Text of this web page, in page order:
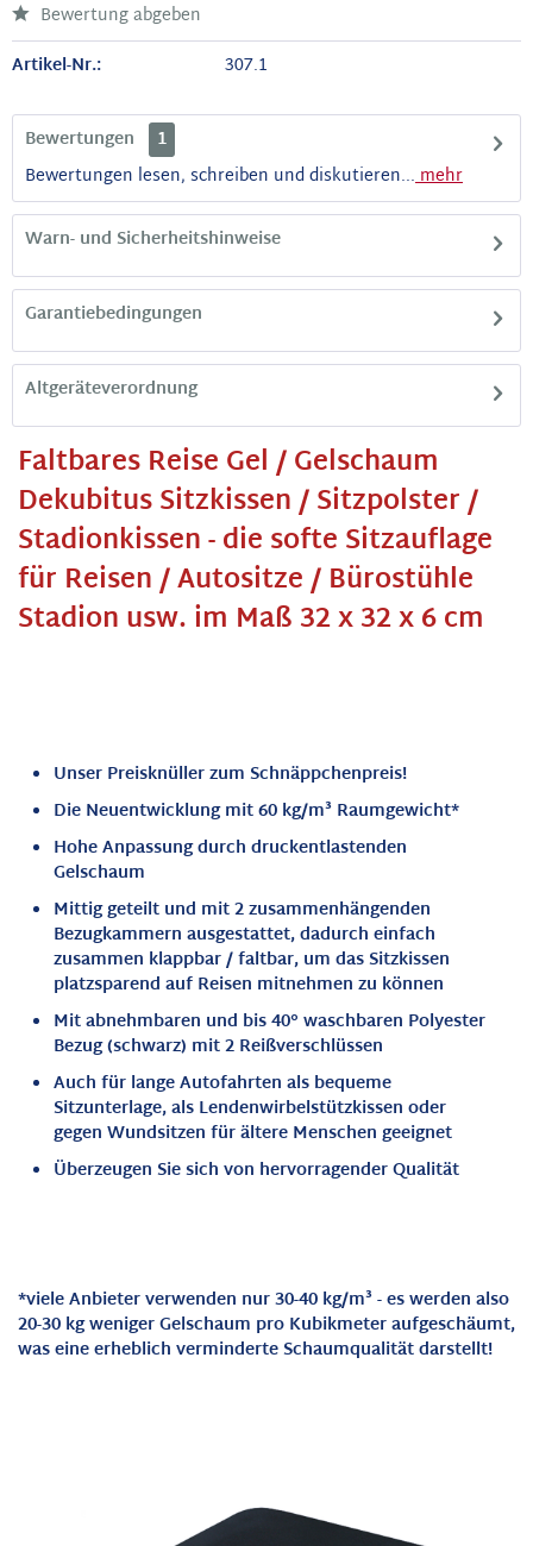
Bewertung abgeben
Artikel-Nr.:
307.1
Faltbares Reise Gel / Gelschaum
Dekubitus Sitzkissen / Sitzpolster /
Stadionkissen - die softe Sitzauflage
für Reisen / Autositze / Bürostühle
Stadion usw. im Maß 32 x 32 x 6 cm
Unser Preisknüller zum Schnäppchenpreis!
Die Neuentwicklung mit 60 kg/m³ Raumgewicht*
Hohe Anpassung durch druckentlastenden
Gelschaum
Mittig geteilt und mit 2 zusammenhängenden
Bezugkammern ausgestattet, dadurch einfach
zusammen klappbar / faltbar, um das Sitzkissen
platzsparend auf Reisen mitnehmen zu können
Mit abnehmbaren und bis 40° waschbaren Polyester
Bezug (schwarz) mit 2 Reißverschlüssen
Auch für lange Autofahrten als bequeme
Sitzunterlage, als Lendenwirbelstützkissen oder
gegen Wundsitzen für ältere Menschen geeignet
Überzeugen Sie sich von hervorragender Qualität
*viele Anbieter verwenden nur 30-40 kg/m³ - es werden also
20-30 kg weniger Gelschaum pro Kubikmeteraufgeschäumt,
was eine erheblich verminderte Schaumqualität darstellt!
Altgeräteverordnung
Garantiebedingungen
Warn- und Sicherheitshinweise
Bewertungen
1
Bewertungen lesen, schreiben und diskutieren...mehr